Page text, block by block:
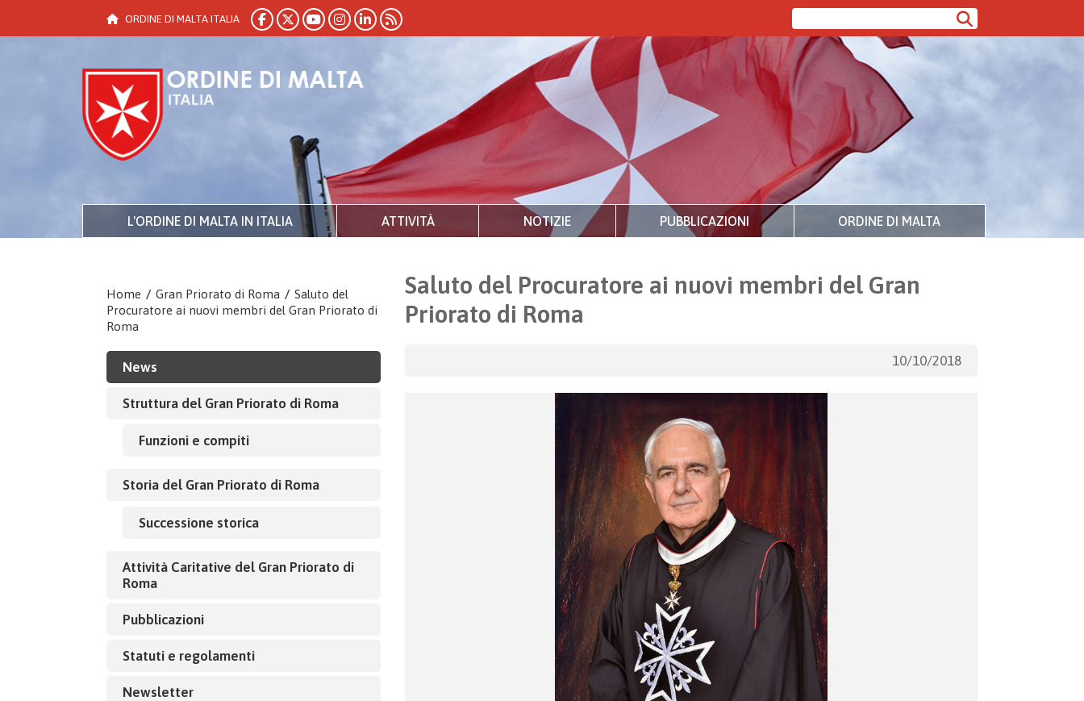
ORDINE DI MALTA ITALIA
L'ORDINE DI MALTA IN ITALIA ATTIVITÀ NOTIZIE PUBBLICAZIONI ORDINE DI MALTA
Home / Gran Priorato di Roma / Saluto del
Procuratore ai nuovi membri del Gran Priorato di
Roma
News
Struttura del Gran Priorato di Roma
Funzioni e compiti
Storia del Gran Priorato di Roma
Successione storica
Attività Caritative del Gran Priorato di
Roma
Pubblicazioni
Statuti e regolamenti
Newsletter
Saluto del Procuratore ai nuovi membri del Gran
Priorato di Roma
10/10/2018